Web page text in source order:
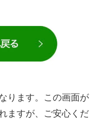
ります。この画面が
ますが、ご安心くだ